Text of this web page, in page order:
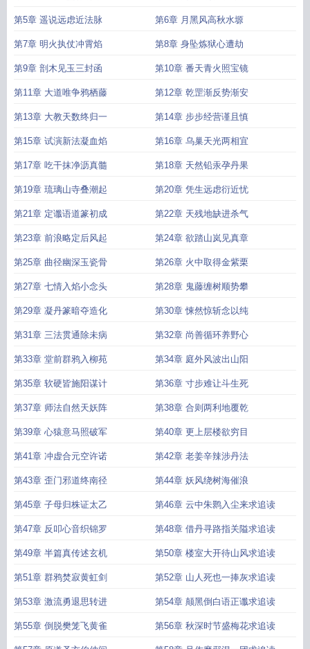
第5章 遥说远虑近法脉 第6章 月黑风高秋水塬
第7章 明火执仗冲霄焰 第8章 身坠炼狱心遭劫
第9章 剖木见玉三封函 第10章 番天青火照宝镜
第11章 大道唯争鸦栖藤 第12章 乾罡渐反势渐安
第13章 大教天数终归一 第14章 步步经营谨且慎
第15章 试演新法凝血焰 第16章 乌巢天光两相宜
第17章 吃干抹净沥真髓 第18章 天然铅汞孕丹果
第19章 琉璃山寺叠潮起 第20章 凭生远虑衍近忧
第21章 定谶语道篆初成 第22章 天残地缺进杀气
第23章 前浪略定后风起 第24章 欲踏山岚见真章
第25章 曲径幽深玉瓷骨 第26章 火中取得金紫栗
第27章 七情入焰小念头 第28章 鬼藤缠树顺势攀
第29章 凝丹篆暗夺造化 第30章 悚然惊斩念以纯
第31章 三法贯通除未病 第32章 尚善循环养野心
第33章 堂前群鸦入柳苑 第34章 庭外风波出山阳
第35章 软硬皆施阳谋计 第36章 寸步难让斗生死
第37章 师法自然天妖阵 第38章 合则两利地覆乾
第39章 心猿意马照破军 第40章 更上层楼欲穷目
第41章 冲虚合元空许诺 第42章 老姜辛辣涉丹法
第43章 歪门邪道终南径 第44章 妖风绕树海催浪
第45章 子母归株证太乙 第46章 云中朱鹮入尘来求追读
第47章 反叩心音织锦罗 第48章 借丹寻路指关隘求追读
第49章 半篇真传述玄机 第50章 楼室大开待山风求追读
第51章 群鸦焚寂黄虹剑 第52章 山人死也一捧灰求追读
第53章 激流勇退思转进 第54章 颠黑倒白语正谶求追读
第55章 倒脱樊笼飞黄雀 第56章 秋深时节盛梅花求追读